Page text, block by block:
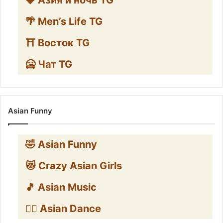
🌴 Men’s Life TG
⛩️ Восток TG
🥶 Чат TG
Asian Funny
🤣 Asian Funny
😻 Crazy Asian Girls
🎵 Asian Music
👯‍♀️ Asian Dance